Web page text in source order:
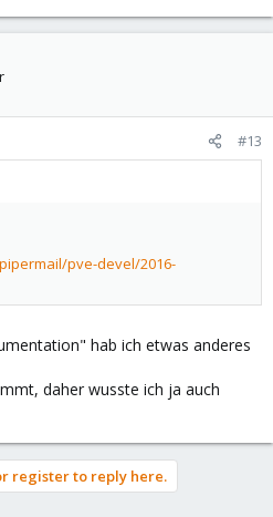
#13
pve-devel/2016-
hab ich etwas anderes
daher wusste ich ja auch
register to reply here.